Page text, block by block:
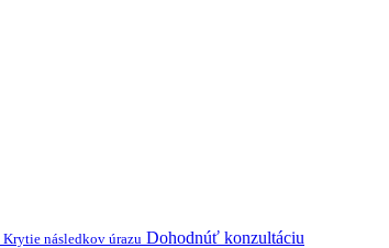
Krytie následkov úrazu Dohodnúť konzultáciu